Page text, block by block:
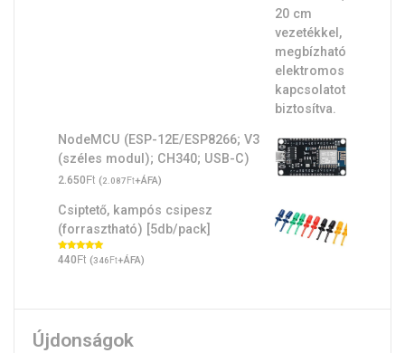
NodeMCU (ESP-12E/ESP8266; V3
(széles modul); CH340; USB-C)
2.650Ft (2.087Ft+ÁFA)
Csiptető, kampós csipesz
(forrasztható) [5db/pack]
Értékelés:
5.00/ 5
440Ft (346Ft+ÁFA)
Újdonságok